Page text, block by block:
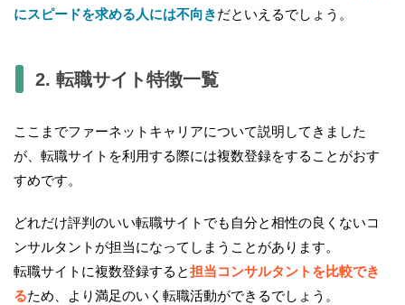
にスピードを求める人には不向きだといえるでしょう。
2. 転職サイト特徴一覧
ここまでファーネットキャリアについて説明してきました
が、転職サイトを利用する際には複数登録をすることがおす
すめです。
どれだけ評判のいい転職サイトでも自分と相性の良くないコ
ンサルタントが担当になってしまうことがあります。
転職サイトに複数登録すると担当コンサルタントを比較でき
るため、より満足のいく転職活動ができるでしょう。